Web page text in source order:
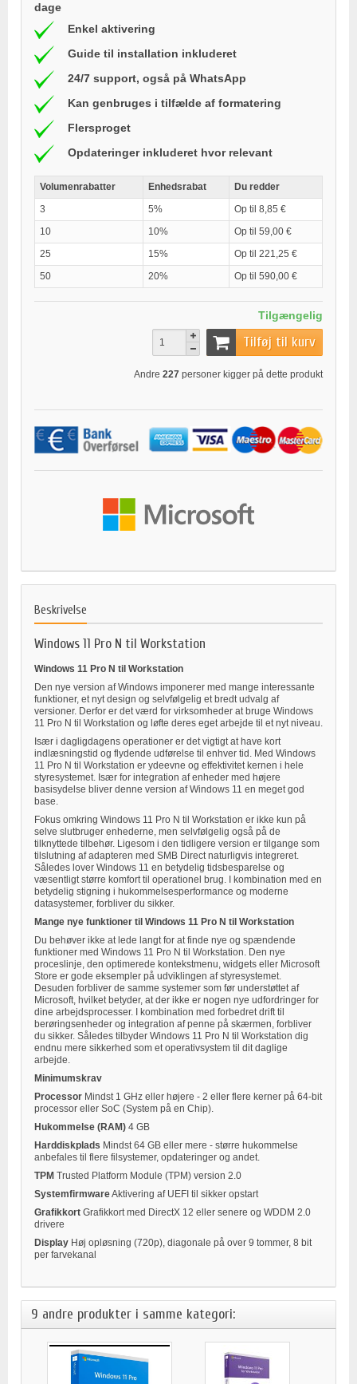
dage
Enkel aktivering
Guide til installation inkluderet
24/7 support, også på WhatsApp
Kan genbruges i tilfælde af formatering
Flersproget
Opdateringer inkluderet hvor relevant
Volumenrabatter Enhedsrabat
Du redder
3
5%
Op til 8,85 €
10
10%
Op til 59,00 €
25
15%
Op til 221,25 €
50
20% Op til 590,00 €
Tilgængelig
Tilføj til kurv
Andre 227 personer kigger på dette produkt
Beskrivelse
Windows 11 Pro N til Workstation
Windows 11 Pro N til Workstation
Den nye version af Windows imponerer med mange interessante
funktioner, et nyt design og selvfølgelig et bredt udvalg af
versioner. Derfor er det værd for virksomheder at bruge Windows
11 Pro N til Workstation og løfte deres eget arbejde til et nyt niveau.
Især i dagligdagens operationer er det vigtigt at have kort
indlæsningstid og flydende udførelse til enhver tid. Med Windows
11 Pro N til Workstation er ydeevne og effektivitet kernen i hele
styresystemet. Især for integration af enheder med højere
basisydelse bliver denne version af Windows 11 en meget god
base.
Fokus omkring Windows 11 Pro N til Workstation er ikke kun på
selve slutbruger enhederne, men selvfølgelig også på de
tilknyttede tilbehør. Ligesom i den tidligere version er tilgange som
tilslutning af adapteren med SMB Direct naturligvis integreret.
Således lover Windows 11 en betydelig tidsbesparelse og
væsentligt større komfort til operationel brug. I kombination med en
betydelig stigning i hukommelsesperformance og moderne
datasystemer, forbliver du sikker.
Mange nye funktioner til Windows 11 Pro N til Workstation
Du behøver ikke at lede langt for at finde nye og spændende
funktioner med Windows 11 Pro N til Workstation. Den nye
proceslinje, den optimerede kontekstmenu, widgets eller Microsoft
Store er gode eksempler på udviklingen af styresystemet.
Desuden forbliver de samme systemer som før understøttet af
Microsoft, hvilket betyder, at der ikke er nogen nye udfordringer for
dine arbejdsprocesser. I kombination med forbedret drift til
berøringsenheder og integration af penne på skærmen, forbliver
du sikker. Således tilbyder Windows 11 Pro N til Workstation dig
endnu mere sikkerhed som et operativsystem til dit daglige
arbejde.
Minimumskrav
Processor Mindst 1 GHz eller højere - 2 eller flere kerner på 64-bit
processor eller SoC (System på en Chip).
Hukommelse (RAM) 4 GB
Harddiskplads Mindst 64 GB eller mere - større hukommelse
anbefales til flere filsystemer, opdateringer og andet.
TPM Trusted Platform Module (TPM) version 2.0
SystemfirmwareAktivering af UEFI til sikker opstart
Grafikkort Grafikkort med DirectX 12 eller senere og WDDM 2.0
drivere
Display Høj opløsning (720p), diagonale på over 9 tommer, 8 bit
per farvekanal
9 andre produkter i samme kategori: